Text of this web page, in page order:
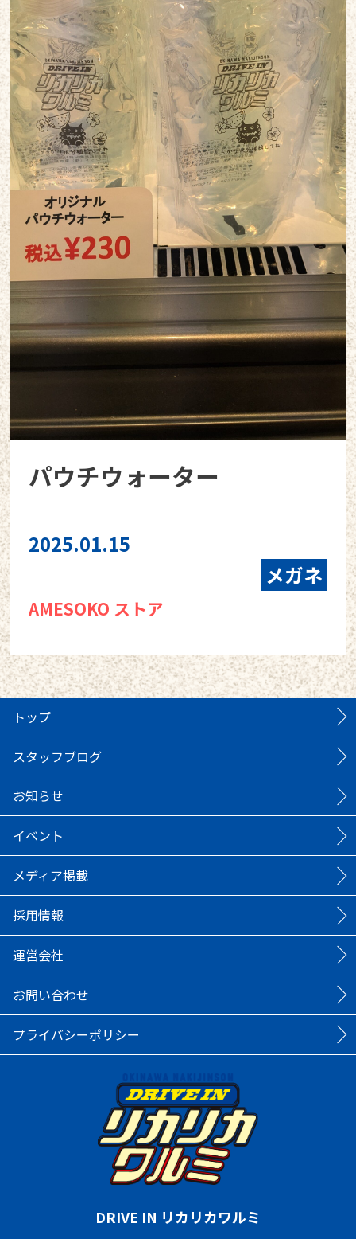
パウチウォーター
2025.01.15
メガネ
AMESOKO ストア
トップ
スタッフブログ
お知らせ
イベント
メディア掲載
採用情報
運営会社
お問い合わせ
プライバシーポリシー
DRIVE IN リカリカワルミ